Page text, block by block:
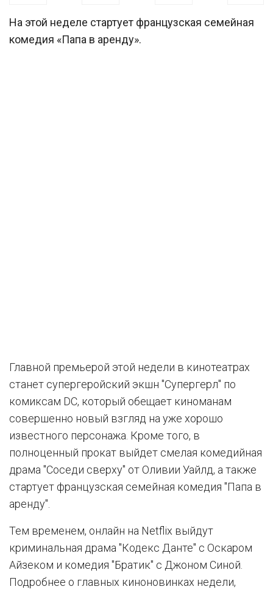
На этой неделе стартует французская семейная
комедия «Папа в аренду».
Главной премьерой этой недели в кинотеатрах
станет супергеройский экшн "Супергерл" по
комиксам DC, который обещает киноманам
совершенно новый взгляд на уже хорошо
известного персонажа. Кроме того, в
полноценный прокат выйдет смелая комедийная
драма "Соседи сверху" от Оливии Уайлд, а также
стартует французская семейная комедия "Папа в
аренду".
Тем временем, онлайн на Netflix выйдут
криминальная драма "Кодекс Данте" с Оскаром
Айзеком и комедия "Братик" с Джоном Синой.
Подробнее о главных киноновинках недели,